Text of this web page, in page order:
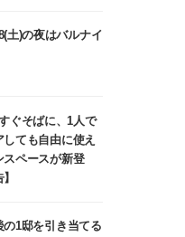
土)の夜はバルナイ
ぐそばに、1人で
ても自由に使え
スペースが新登
の1邸を引き当てる